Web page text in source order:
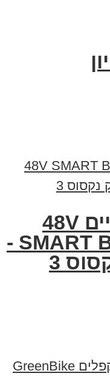
אופניים חשמליים 48V
SMART BIKE NEXUS 3 -
3